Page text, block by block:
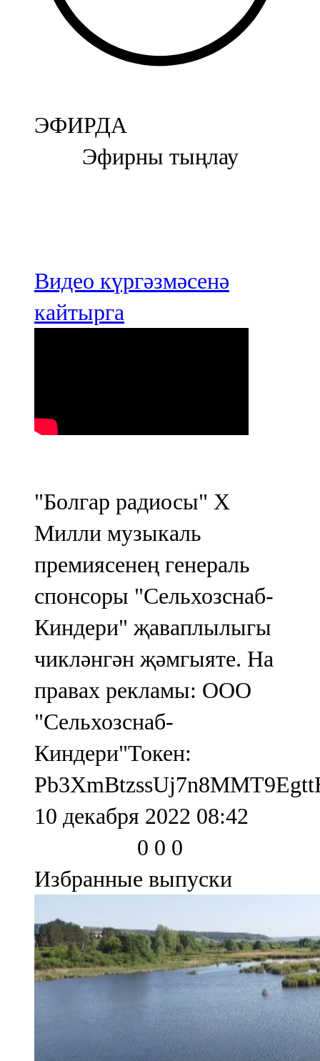
107,5 FM
Биләр
Болгар
106,0 FM
Бөгелмә
100,3 FM
Зәй
106,6 FM
Казан
Кайбыч
106,1 FM
Кама тамагы
71,51 FM
Кукмара
107,9 FM
Лениногорский
102,1 FM
Мамадыш
106,2 FM
Минзәлә
107,3 FM
Мөслим
100,0 FM
Нурлат
104,7 FM
Олы Әтнә
71,42 FM
Сарман
ЭФИРДА
Эфирны тыңлау
Видео күргәзмәсенә
кайтырга
"Болгар радиосы" Х
Милли музыкаль
премиясенең генераль
спонсоры "Сельхозснаб-
Киндери" җаваплылыгы
чикләнгән җәмгыяте. На
правах рекламы: ООО
"Сельхозснаб-
Киндери"Токен:
10 декабря 2022 08:42
0 0 0
Избранные выпуски